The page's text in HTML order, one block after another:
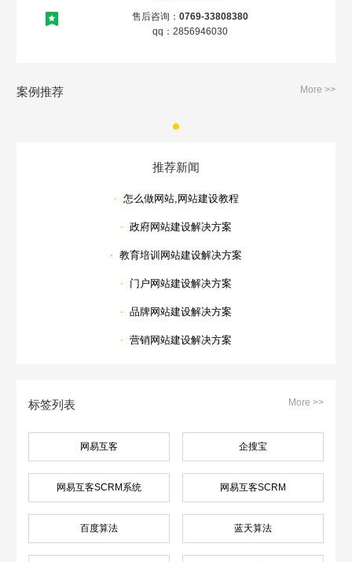
售后咨询： 0769-33808380
qq：2856946030
案例推荐 More >>
推荐新闻
· 怎么做网站,网站建设教程
· 政府网站建设解决方案
· 教育培训网站建设解决方案
· 门户网站建设解决方案
· 品牌网站建设解决方案
· 营销网站建设解决方案
标签列表 More >>
网易互客 企搜宝
网易互客SCRM系统 网易互客SCRM
百度算法 蓝天算法
Are you ready?